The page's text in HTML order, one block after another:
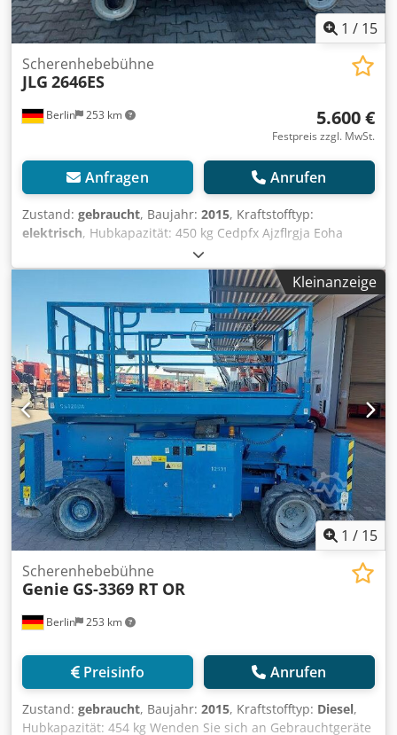
1 / 15
Berlin 253 km
Scherenhebebühne
JLG 2646ES
5.600 €
Festpreis zzgl. MwSt.
Anfragen Anrufen
Zustand: gebraucht, Baujahr: 2015, Kraftstofftyp:
elektrisch, Hubkapazität: 450 kg Cedpfx Ajzflrgja Eoha
Wenden Sie sich an Gebrauchtgeräte Center, um weitere
Informationen zu erhalten. DE01
Kleinanzeige
1 / 15
Berlin 253 km
Scherenhebebühne
Genie GS-3369 RT OR
Preisinfo Anrufen
Zustand: gebraucht, Baujahr: 2015, Kraftstofftyp: Diesel,
Hubkapazität: 454 kg Wenden Sie sich an Gebrauchtgeräte